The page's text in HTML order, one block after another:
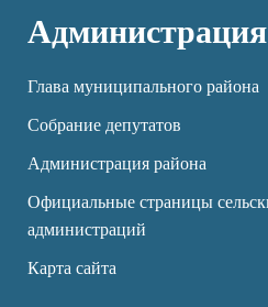
Администрация
Глава муниципального района
Собрание депутатов
Администрация района
Официальные страницы
администраций
Карта сайта